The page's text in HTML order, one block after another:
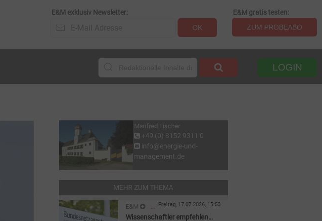
E&M exklusiv Newsletter:
OK
E&M gratis testen:
ZUM PROBEABO
LOGIN
Manfred Fischer
+49 (0) 8152 9311 0
info@energie-und-
management.de
MEHR ZUM THEMA
E&M
REGULIERUNG
Freitag, 17.07.2026, 15:53
Wissenschaftler empfehlen